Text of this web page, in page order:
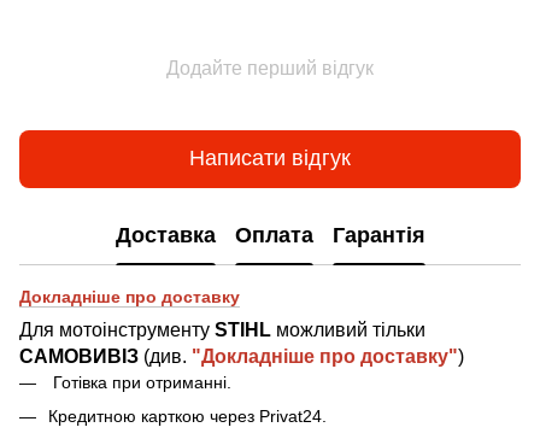
Додайте перший відгук
Написати відгук
Доставка Оплата Гарантія
Докладніше про доставку
Для мотоінструменту STIHL можливий тільки
САМОВИВІЗ (див. "Докладніше про доставку")
Готівка при отриманні
Кредитною карткою через Privat24.